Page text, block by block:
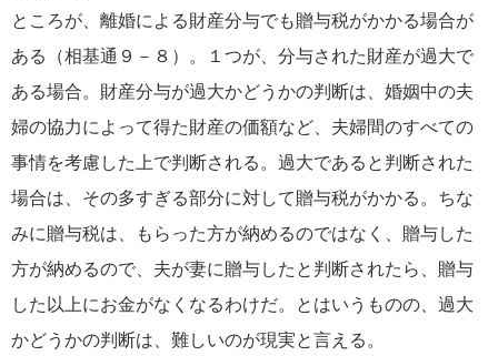
ところが、離婚による財産分与でも贈与税がかかる場合が
ある（相基通９－８）。１つが、分与された財産が過大で
ある場合。財産分与が過大かどうかの判断は、婚姻中の夫
婦の協力によって得た財産の価額など、夫婦間のすべての
事情を考慮した上で判断される。過大であると判断された
場合は、その多すぎる部分に対して贈与税がかかる。ちな
みに贈与税は、もらった方が納めるのではなく、贈与した
方が納めるので、夫が妻に贈与したと判断されたら、贈与
した以上にお金がなくなるわけだ。とはいうものの、過大
かどうかの判断は、難しいのが現実と言える。